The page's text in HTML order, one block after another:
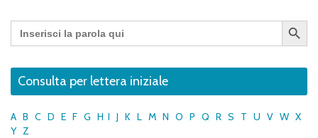
Search
for:
Search Button
Consulta per lettera iniziale
A B C D E F G H I J K L M N O P Q R S T U V W X
Y Z